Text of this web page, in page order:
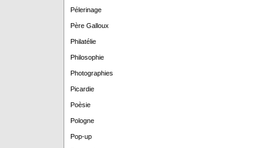
Pélerinage
Père Galloux
Philatélie
Philosophie
Photographies
Picardie
Poèsie
Pologne
Pop-up